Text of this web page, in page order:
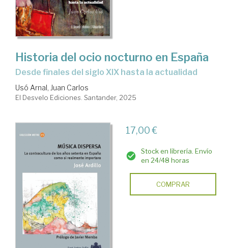
Historia del ocio nocturno en España
Desde finales del siglo XIX hasta la actualidad
Usó Arnal, Juan Carlos
El Desvelo Ediciones. Santander, 2025
17,00 €
Stock en librería. Envío
en 24/48 horas
COMPRAR